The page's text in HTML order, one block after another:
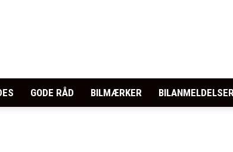
GODE RÅD BILMÆRKER